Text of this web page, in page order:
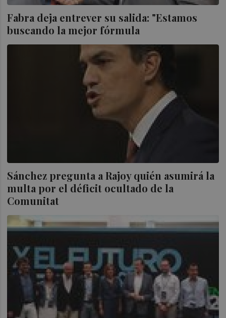
Fabra deja entrever su salida: "Estamos
buscando la mejor fórmula
Sánchez pregunta a Rajoy quién asumirá la
multa por el déficit ocultado de la
Comunitat